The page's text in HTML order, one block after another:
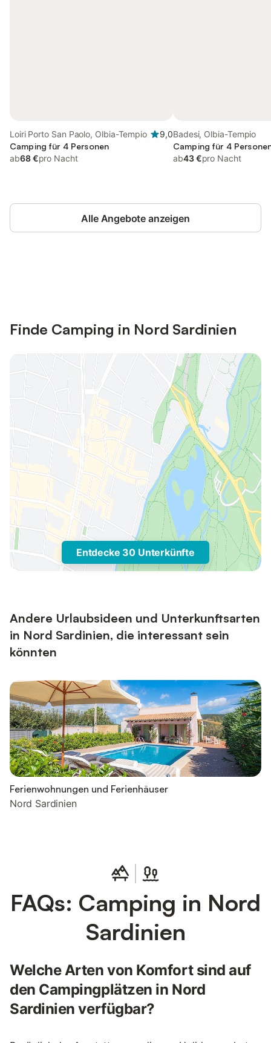
Loiri Porto San Paolo, Olbia-Tempio
9,0
Camping für 4 Personen
ab68 €pro Nacht
Badesi, Olbia-Tempio
Camping für 4
ab43 €pro Nacht
Alle Angebote anzeigen
Finde Camping in Nord Sardinien
Entdecke 30 Unterkünfte
Andere Urlaubsideen und Unterkunftsarten
in Nord Sardinien, die interessant sein
könnten
Ferienwohnungen und Ferienhäuser
Nord Sardinien
FAQs: Camping in Nord
Sardinien
Welche Arten von Komfort sind auf
den Campingplätzen in Nord
Sardinien verfügbar?